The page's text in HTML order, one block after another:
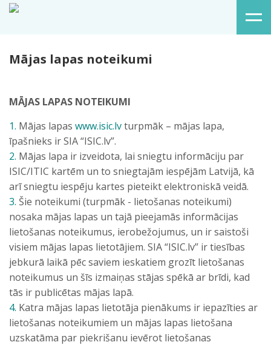
Mājas lapas noteikumi
MĀJAS LAPAS NOTEIKUMI
1. Mājas lapas www.isic.lvturpmāk – mājas lapa,
īpašnieks ir SIA “ISIC.lv”.
2. Mājas lapa ir izveidota, lai sniegtu informāciju par
ISIC/ITIC kartēm un to sniegtajām iespējām Latvijā, kā
arī sniegtu iespēju kartes pieteikt elektroniskā veidā.
3. Šie noteikumi (turpmāk - lietošanas noteikumi)
nosaka mājas lapas un tajā pieejamās informācijas
lietošanas noteikumus, ierobežojumus, un ir saistoši
visiem mājas lapas lietotājiem. SIA “ISIC.lv” ir tiesības
jebkurā laikā pēc saviem ieskatiem grozīt lietošanas
noteikumus un šīs izmaiņas stājas spēkā ar brīdi, kad
tās ir publicētas mājas lapā.
4. Katra mājas lapas lietotāja pienākums ir iepazīties ar
lietošanas noteikumiem un mājas lapas lietošana
uzskatāma par piekrišanu ievērot lietošanas